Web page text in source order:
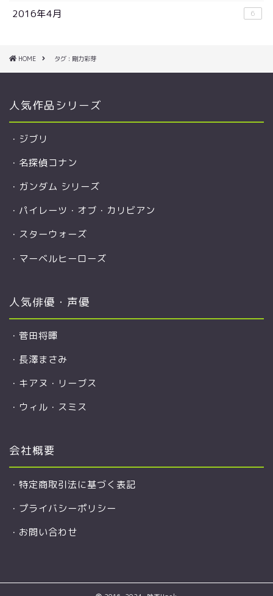
2016年4月 6
HOME タグ : 剛力彩芽
人気作品シリーズ
・ ジブリ
・ 名探偵コナン
・ ガンダム シリーズ
・ パイレーツ・オブ・カリビアン
・ スターウォーズ
・ マーベルヒーローズ
人気俳優・声優
・ 菅田将暉
・ 長澤まさみ
・ キアヌ・リーブス
・ ウィル・スミス
会社概要
・ 特定商取引法に基づく表記
・ プライバシーポリシー
・ お問い合わせ